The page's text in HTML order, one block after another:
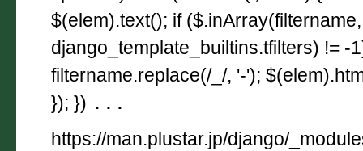
$(elem).text(); if ($.inArray(filtername,
django_template_builtins.tfilters) != -
filtername.replace(/_/, '-');
}); }) ...
https://man.plustar.jp/django/